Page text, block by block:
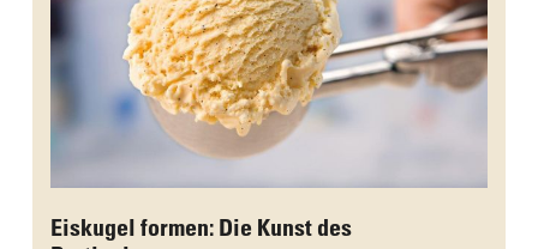
Eiskugel formen: Die Kunst des